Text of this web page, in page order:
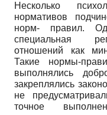
Несколько
нормативов
норм- правил.
специальная
отношений как
Такие нормы-
выполнялись
закреплялись
не
точное